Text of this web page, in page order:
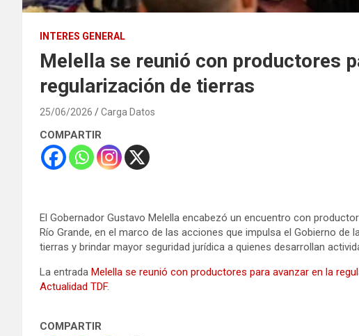
INTERES GENERAL
Melella se reunió con productores
regularización de tierras
25/06/2026 Carga Datos
COMPARTIR
El Gobernador Gustavo Melella encabezó un encuentro con
Río Grande, en el marco de las acciones que impulsa el Gobierno de
tierras y brindar mayor seguridad jurídica a quienes desarrollan
La entrada Melella se reunió con productores para avanzar en la
Actualidad TDF.
COMPARTIR